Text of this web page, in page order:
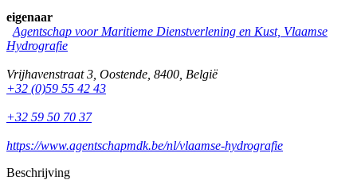
eigenaar
Agentschap voor Maritieme Dienstverlening en Kust, Vlaamse
Hydrografie
Vrijhavenstraat 3 Oostende 8400 België
+32 (0)59 55 42 43
+32 59 50 70 37
https://www.agentschapmdk.be/nl/vlaamse-hydrografie
Beschrijving